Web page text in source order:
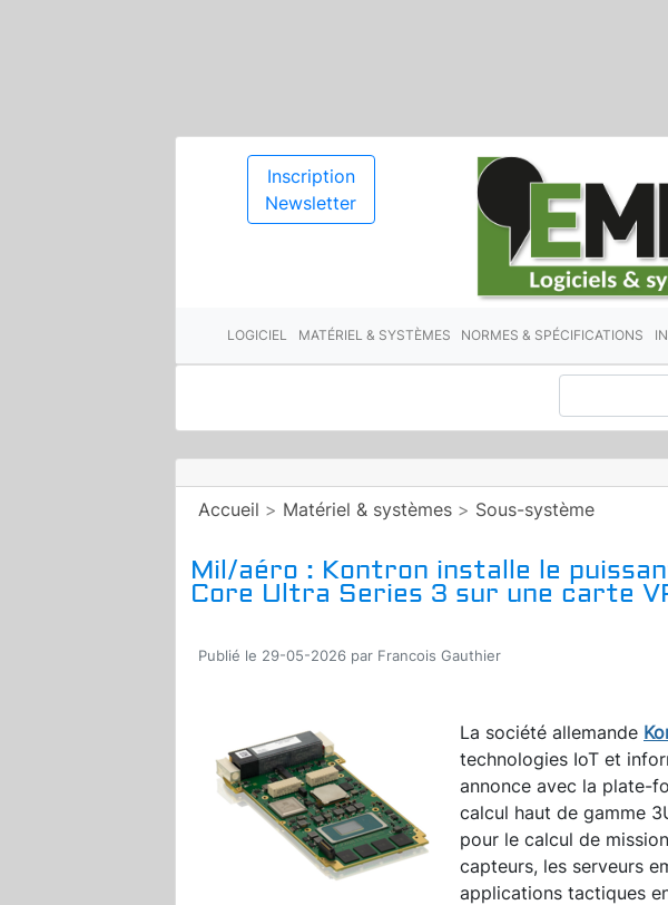
Inscription
Newsletter
LOGICIEL MATÉRIEL & SYSTÈMES NORMES & SPÉCIFICATIONS
Accueil > Matériel & systèmes > Sous-système
Mil/aéro : Kontron installe le
Core Ultra Series 3 sur une carte
Publié le 29-05-2026 par Francois Gauthier
La société allemande
technologies IoT et
annonce avec la plate-
calcul haut de gamme
pour le calcul de
capteurs, les serveurs
applications tactiques